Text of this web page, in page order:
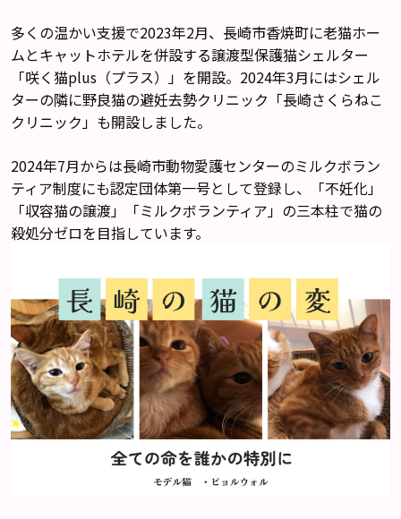
多くの温かい支援で2023年2月、長崎市香焼町に老猫ホー
ムとキャットホテルを併設する譲渡型保護猫シェルター
「咲く猫plus（プラス）」を開設。2024年3月にはシェル
ターの隣に野良猫の避妊去勢クリニック「長崎さくらねこ
クリニック」も開設しました。
2024年7月からは長崎市動物愛護センターのミルクボラン
ティア制度にも認定団体第一号として登録し、「不妊化」
「収容猫の譲渡」「ミルクボランティア」の三本柱で猫の
殺処分ゼロを目指しています。